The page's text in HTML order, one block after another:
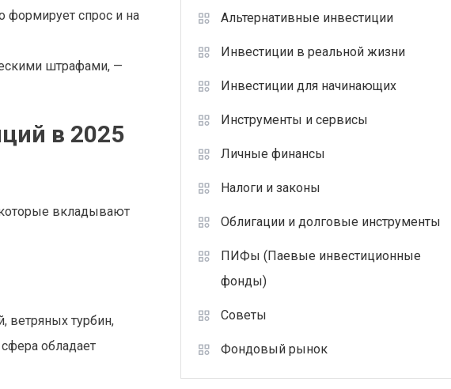
формирует спрос и на
штрафами, —
в 2025
которые вкладывают
ветряных турбин,
обладает
Альтернативные инвестиции
Инвестиции в реальной жизни
Инвестиции для начинающих
Инструменты и сервисы
Личные финансы
Налоги и законы
Облигации и долговые инструменты
ПИФы (Паевые инвестиционные
фонды)
Советы
Фондовый рынок